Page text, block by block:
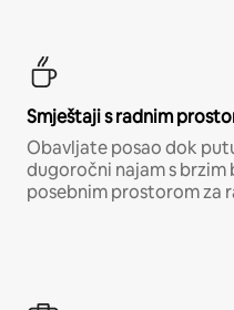
Smještaji s radnim
Obavljate posao dok
dugoročni najam s
posebnim prostorom za